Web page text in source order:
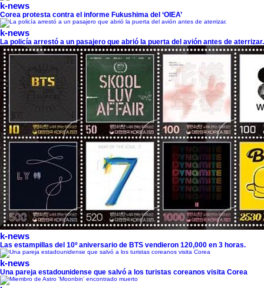
k-news
Corea protesta contra el informe Fukushima del ‘OIEA’
k-news
La policía arrestó a un pasajero que abrió la puerta del avión antes de aterrizar.
k-news
Las estampillas del 10º aniversario de BTS vendieron 120,000 en 3 horas.
k-news
Una pareja estadounidense que salvó a los turistas coreanos visita Corea